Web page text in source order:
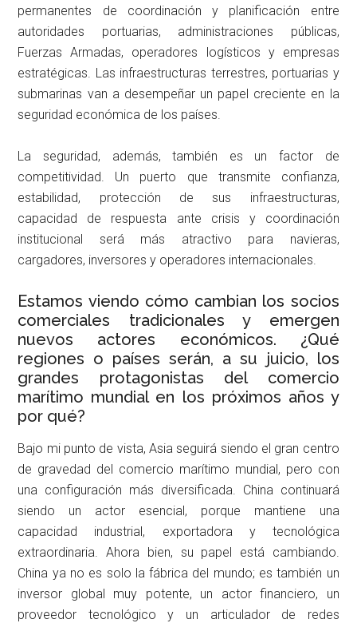
permanentes de coordinación y planificación entre
autoridades portuarias, administraciones públicas,
Fuerzas Armadas, operadores logísticos y empresas
estratégicas. Las infraestructuras terrestres, portuarias y
submarinas van a desempeñar un papel creciente en la
seguridad económica de los países.
La seguridad, además, también es un factor de
competitividad. Un puerto que transmite confianza,
estabilidad, protección de sus infraestructuras,
capacidad de respuesta ante crisis y coordinación
institucional será más atractivo para navieras,
cargadores, inversores y operadores internacionales.
Estamos viendo cómo cambian los socios
comerciales tradicionales y emergen
nuevos actores económicos. ¿Qué
regiones o países serán, a su juicio, los
grandes protagonistas del comercio
marítimo mundial en los próximos años y
por qué?
Bajo mi punto de vista, Asia seguirá siendo el gran centro
de gravedad del comercio marítimo mundial, pero con
una configuración más diversificada. China continuará
siendo un actor esencial, porque mantiene una
capacidad industrial, exportadora y tecnológica
extraordinaria. Ahora bien, su papel está cambiando.
China ya no es solo la fábrica del mundo; es también un
inversor global muy potente, un actor financiero, un
proveedor tecnológico y un articulador de redes